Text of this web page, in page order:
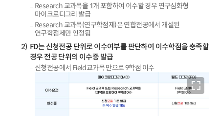
Research 교과목을 1개 포함하여 이수할 경우 연구심화형
마이크로디그리 발급
Research 교과목(연구학점제)은 연합전공에서 개설된
연구학점제만 인정됨
FD는 신청전공 단위로 이수여부를 판단하여 이수학점을 충족할
경우 전공 단위의 이수증 발급
신청전공에서 Field교과목 만으로 9학점 이수